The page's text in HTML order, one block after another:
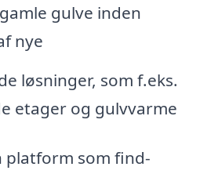
gulve inden
nye
løsninger, som f.eks.
etager og gulvvarme
platform som find-